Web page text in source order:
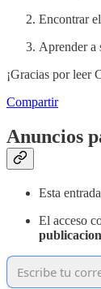
Encontrar
Aprender a
¡Gracias por leer
Compartir
Anuncios
Esta
El acceso